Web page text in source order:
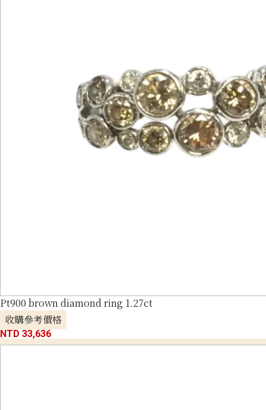
Pt900 brown diamond ring 1.27ct
收購參考價格
NTD 33,636